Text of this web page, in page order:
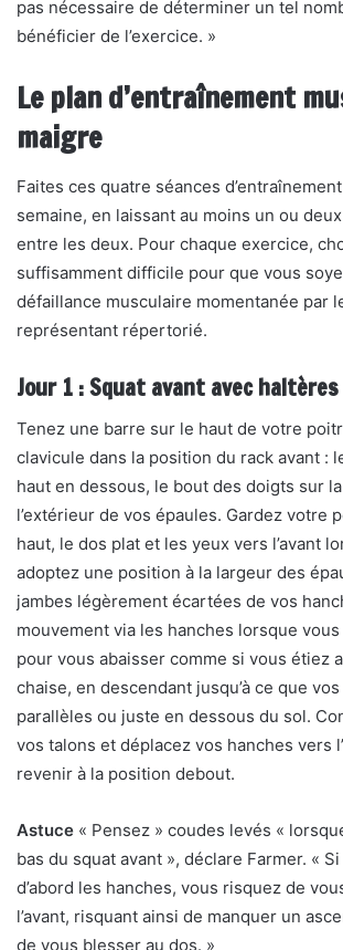
pas nécessaire de déterminer un tel
bénéficier de l’exercice. »
Le plan d’entraînement
maigre
Faites ces quatre séances
semaine, en laissant au moins un ou
entre les deux. Pour chaque exercice,
suffisamment difficile pour que vous
défaillance musculaire momentanée par
représentant répertorié.
Jour 1 : Squat avant avec haltères
Tenez une barre sur le haut de votre
clavicule dans la position du rack avant :
haut en dessous, le bout des doigts sur
l’extérieur de vos épaules. Gardez votre
haut, le dos plat et les yeux vers l’avant
adoptez une position à la largeur des
jambes légèrement écartées de vos
mouvement via les hanches lorsque
pour vous abaisser comme si vous étiez
chaise, en descendant jusqu’à ce que
parallèles ou juste en dessous du sol.
vos talons et déplacez vos hanches vers
revenir à la position debout.
Astuce « Pensez » coudes levés «
bas du squat avant », déclare Farmer. «
d’abord les hanches, vous risquez de
l’avant, risquant ainsi de manquer un
de vous blesser au dos. »